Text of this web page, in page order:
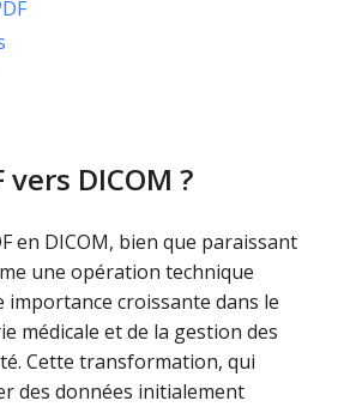
DICOM ?
en DICOM, bien que paraissant
une opération technique
importance croissante dans le
médicale et de la gestion des
Cette transformation, qui
des données initialement